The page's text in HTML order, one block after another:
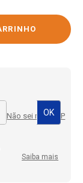
Não sei meu CEP
Saiba mais